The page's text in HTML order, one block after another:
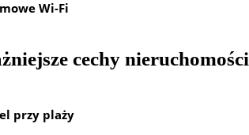
Wi-Fi
cechy nieruchomości
przy plaży